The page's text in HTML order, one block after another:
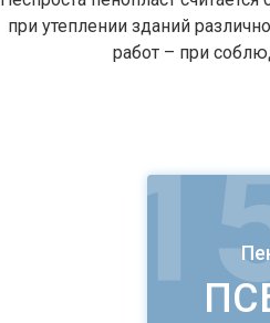
при утеплении зданий
работ – при